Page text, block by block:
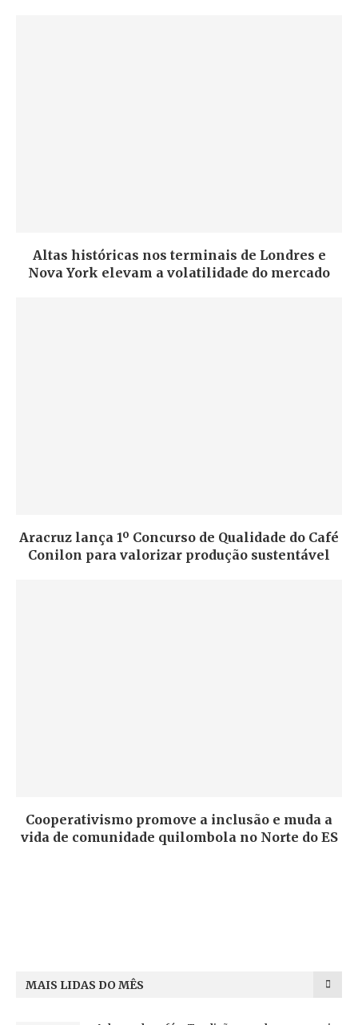
Altas históricas nos terminais de Londres e
Nova York elevam a volatilidade do mercado
Aracruz lança 1º Concurso de Qualidade do Café
Conilon para valorizar produção sustentável
Cooperativismo promove a inclusão e muda a
vida de comunidade quilombola no Norte do ES
MAIS LIDAS DO MÊS